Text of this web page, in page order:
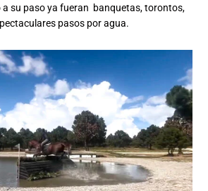
su paso ya fueran banquetas, torontos,
pasos por agua.